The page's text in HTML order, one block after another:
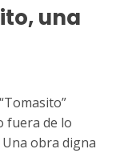
una
fuera de lo
obra digna